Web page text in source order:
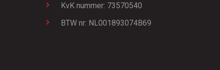
KvK nummer: 73570540
BTW nr: NL001893074B69